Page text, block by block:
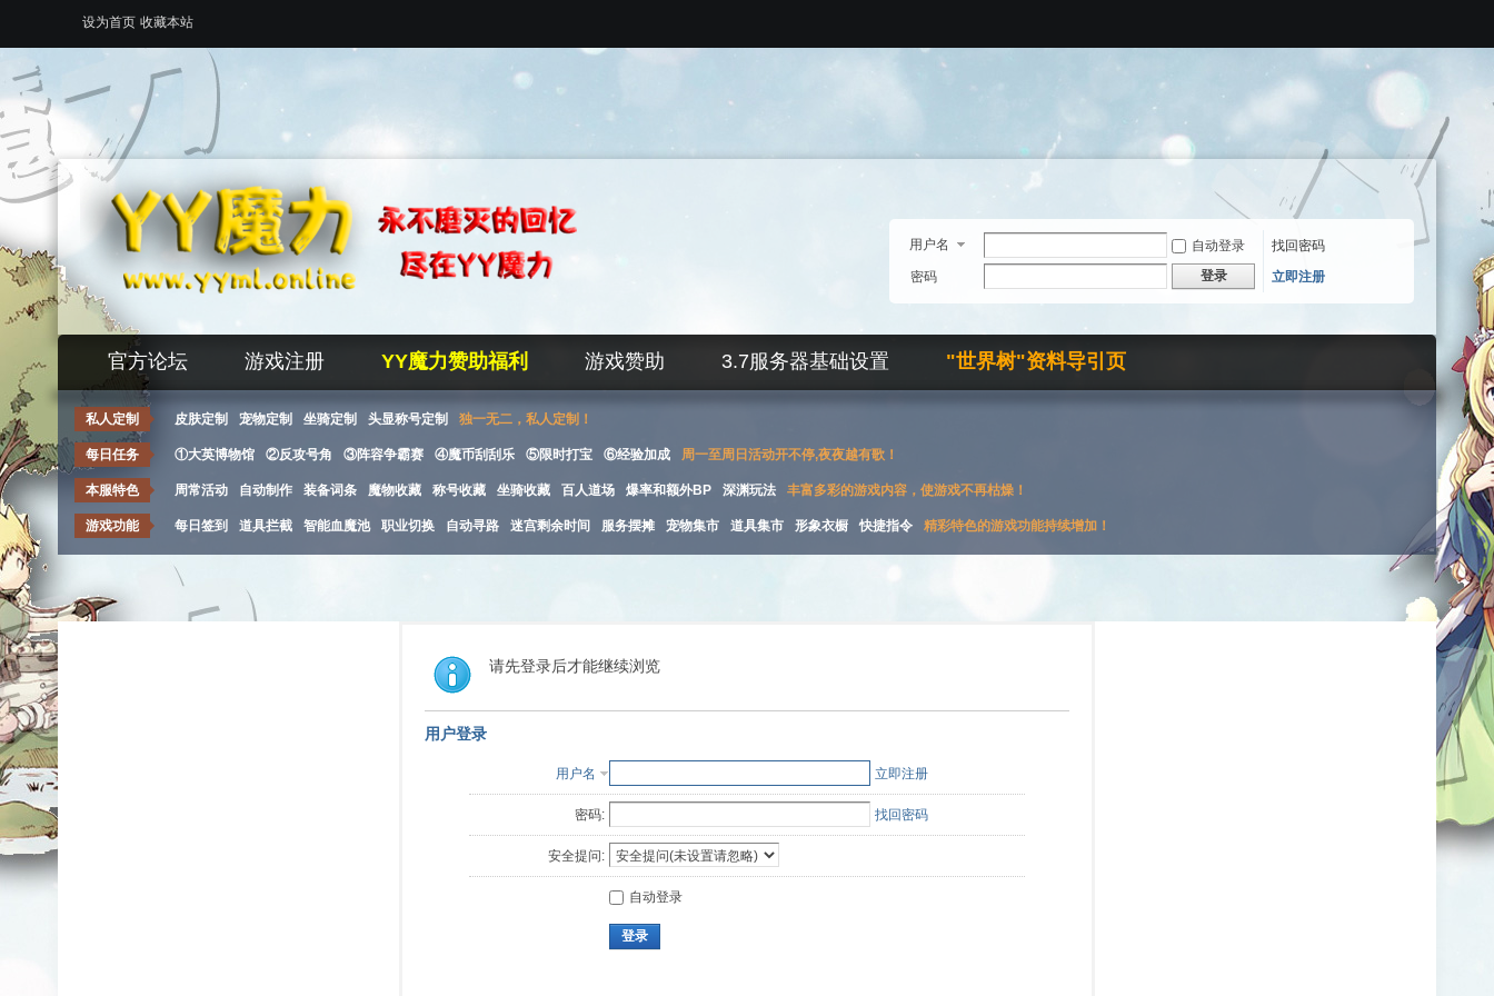
设为首页 收藏本站
用户名 自动登录
找回密码
密码
登录 立即注册
官方论坛 游戏注册 YY魔力赞助福利 游戏赞助 3.7服务器基础设置 "世界树"资料导引页
私人定制 皮肤定制 宠物定制 坐骑定制 头显称号定制 独一无二，私人定制！
每日任务 ①大英博物馆 ②反攻号角 ③阵容争霸赛 ④魔币刮刮乐 ⑤限时打宝 ⑥经验加成 周一至周日活动开不停,夜夜越有歌！
本服特色 周常活动 自动制作 装备词条 魔物收藏 称号收藏 坐骑收藏 百人道场 爆率和额外BP 深渊玩法 丰富多彩的游戏内容，使游戏不再枯燥！
游戏功能 每日签到 道具拦截 智能血魔池 职业切换 自动寻路 迷宫剩余时间 服务摆摊 宠物集市 道具集市 形象衣橱 快捷指令 精彩特色的游戏功能持续增加！
请先登录后才能继续浏览
用户登录
用户名 立即注册
密码: 找回密码
安全提问:
自动登录
登录